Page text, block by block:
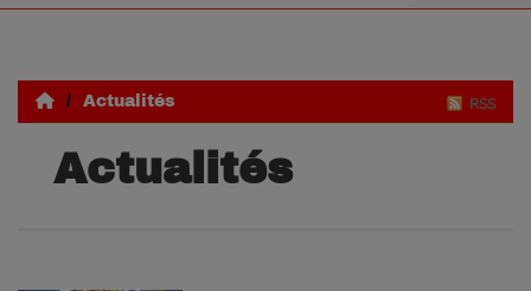
Actualités
Actualités
RSS